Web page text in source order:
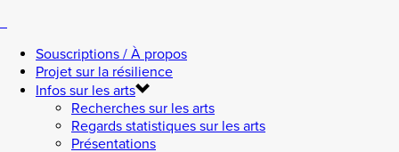
Souscriptions / À propos
Projet sur la résilience
Infos sur les arts
Recherches sur les arts
Regards statistiques sur les arts
Présentations